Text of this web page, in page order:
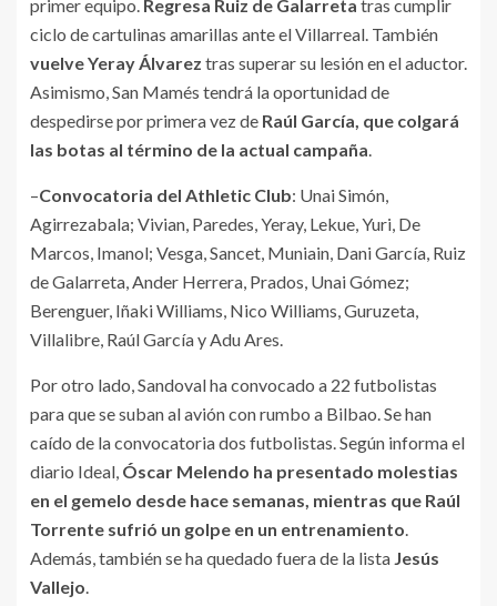
primer equipo. Regresa Ruiz de Galarreta tras cumplir
ciclo de cartulinas amarillas ante el Villarreal. También
vuelve Yeray Álvarez tras superar su lesión en el aductor.
Asimismo, San Mamés tendrá la oportunidad de
despedirse por primera vez de Raúl García, que colgará
las botas al término de la actual campaña.
–Convocatoria del Athletic Club: Unai Simón,
Agirrezabala; Vivian, Paredes, Yeray, Lekue, Yuri, De
Marcos, Imanol; Vesga, Sancet, Muniain, Dani García, Ruiz
de Galarreta, Ander Herrera, Prados, Unai Gómez;
Berenguer, Iñaki Williams, Nico Williams, Guruzeta,
Villalibre, Raúl García y Adu Ares.
Por otro lado, Sandoval ha convocado a 22 futbolistas
para que se suban al avión con rumbo a Bilbao. Se han
caído de la convocatoria dos futbolistas. Según informa el
diario Ideal, Óscar Melendo ha presentado molestias
en el gemelo desde hace semanas, mientras que Raúl
Torrente sufrió un golpe en un entrenamiento.
Además, también se ha quedado fuera de la lista Jesús
Vallejo.